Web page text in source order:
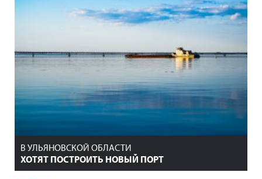
В УЛЬЯНОВСКОЙ ОБЛАСТИ
ХОТЯТ ПОСТРОИТЬ НОВЫЙ ПОРТ